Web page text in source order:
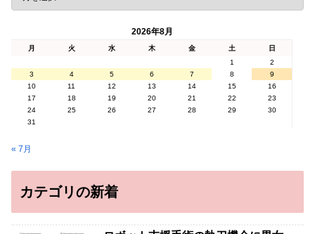
2026年8月
月 火 水 木 金 土
日
1
2
3
4 5 6 7 8
9
10
11 12 13 14 15
16
17
18 19 20 21 22
23
24
25 26 27 28 29
30
31
« 7月
カテゴリの新着